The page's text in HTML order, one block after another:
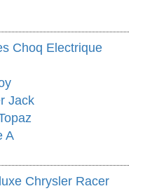
Choq Electrique
Jack
A
Chrysler Racer